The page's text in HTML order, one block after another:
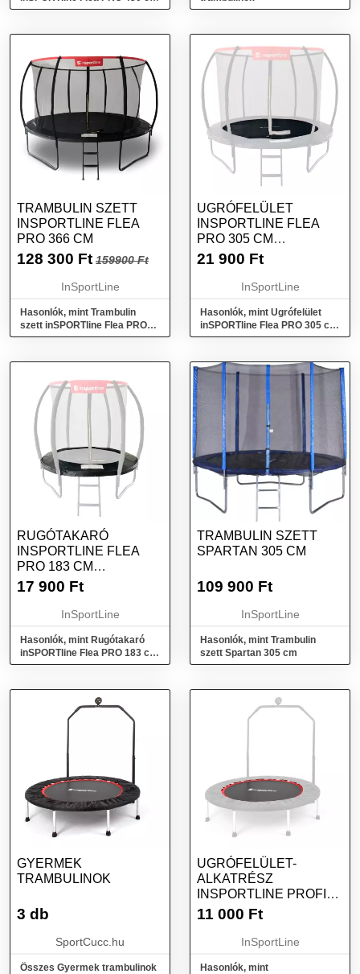
trambulinhoz
TRAMBULIN SZETT
INSPORTLINE FLEA
PRO 366 CM
128 300 Ft 159900 Ft
InSportLine
Hasonlók, mint Trambulin
szett inSPORTline Flea PRO
366 cm
UGRÓFELÜLET
INSPORTLINE FLEA
PRO 305 CM
TRAMBULINHOZ
21 900 Ft
InSportLine
Hasonlók, mint Ugrófelület
inSPORTline Flea PRO 305 cm
trambulinhoz
RUGÓTAKARÓ
INSPORTLINE FLEA
PRO 183 CM
TRAMBULINHOZ
17 900 Ft
InSportLine
Hasonlók, mint Rugótakaró
inSPORTline Flea PRO 183 cm
trambulinhoz
TRAMBULIN SZETT
SPARTAN 305 CM
109 900 Ft
InSportLine
Hasonlók, mint Trambulin
szett Spartan 305 cm
GYERMEK
TRAMBULINOK
3 db
SportCucc.hu
Összes Gyermek trambulinok
UGRÓFELÜLET-
ALKATRÉSZ
INSPORTLINE PROFI
DIGITAL 140 CM
11 000 Ft
InSportLine
Hasonlók, mint